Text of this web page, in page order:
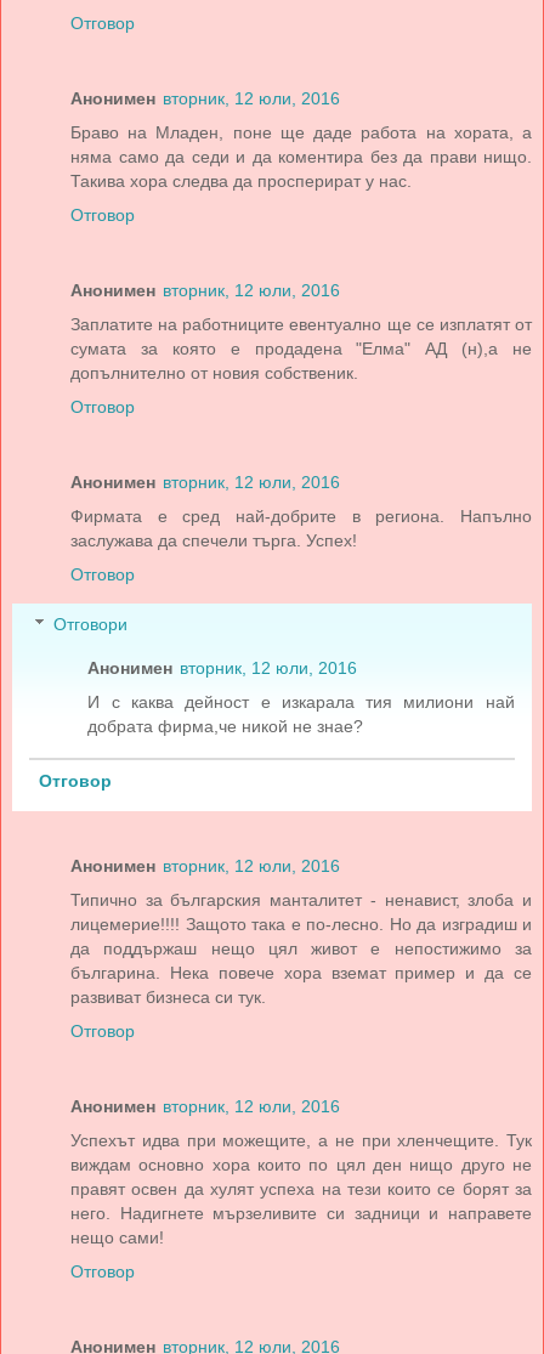
Отговор
Анонимен вторник, 12 юли, 2016
Браво на Младен, поне ще даде работа на хората, а
няма само да седи и да коментира без да прави нищо.
Такива хора следва да просперират у нас.
Отговор
Анонимен вторник, 12 юли, 2016
Заплатите на работниците евентуално ще се изплатят от
сумата за която е продадена "Елма" АД (н),а не
допълнително от новия собственик.
Отговор
Анонимен вторник, 12 юли, 2016
Фирмата е сред най-добрите в региона. Напълно
заслужава да спечели търга. Успех!
Отговор
Отговори
Анонимен вторник, 12 юли, 2016
И с каква дейност е изкарала тия милиони най
добрата фирма,че никой не знае?
Отговор
Анонимен вторник, 12 юли, 2016
Типично за българския манталитет - ненавист, злоба и
лицемерие!!!! Защото така е по-лесно. Но да изградиш и
да поддържаш нещо цял живот е непостижимо за
българина. Нека повече хора вземат пример и да се
развиват бизнеса си тук.
Отговор
Анонимен вторник, 12 юли, 2016
Успехът идва при можещите, а не при хленчещите. Тук
виждам основно хора които по цял ден нищо друго не
правят освен да хулят успеха на тези които се борят за
него. Надигнете мързеливите си задници и направете
нещо сами!
Отговор
Анонимен вторник, 12 юли, 2016